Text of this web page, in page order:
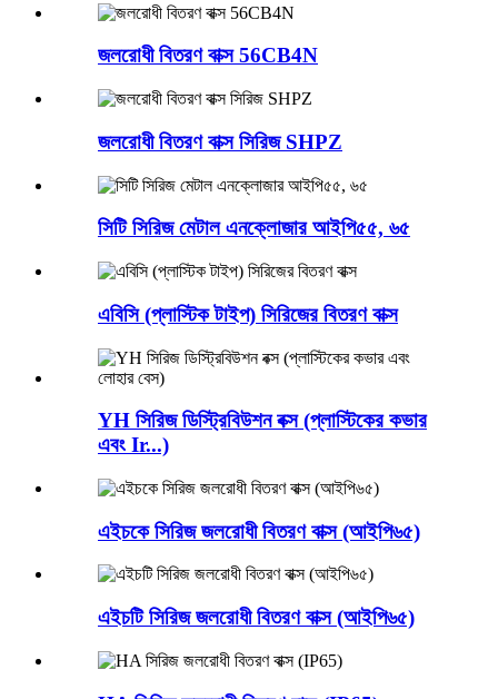
জলরোধী বিতরণ বাক্স 56CB4N
জলরোধী বিতরণ বাক্স সিরিজ SHPZ
সিটি সিরিজ মেটাল এনক্লোজার আইপি৫৫, ৬৫
এবিসি (প্লাস্টিক টাইপ) সিরিজের বিতরণ বাক্স
YH সিরিজ ডিস্ট্রিবিউশন বক্স (প্লাস্টিকের কভার
এবং Ir...)
এইচকে সিরিজ জলরোধী বিতরণ বাক্স (আইপি৬৫)
এইচটি সিরিজ জলরোধী বিতরণ বাক্স (আইপি৬৫)